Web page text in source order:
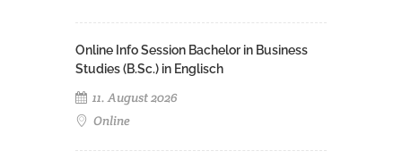
Online Info Session Bachelor in Business
Studies (B.Sc.) in Englisch
11. August 2026
Online